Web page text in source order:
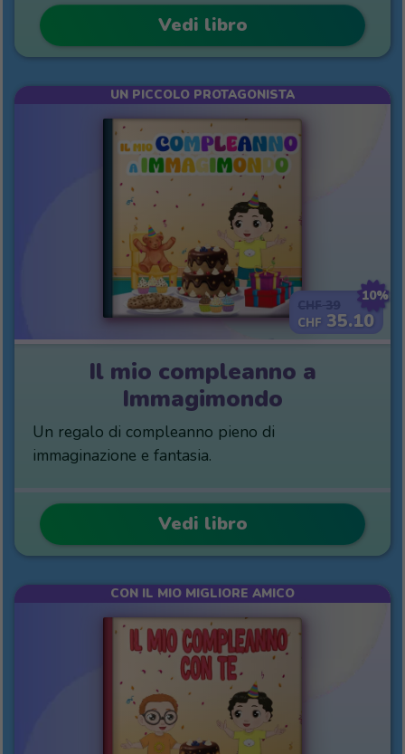
Vedi libro
10%
CHF 35.10
UN PICCOLO PROTAGONISTA
Il mio compleanno a
Immagimondo
Un regalo di compleanno pieno di
immaginazione e fantasia.
Vedi libro
CON IL MIO MIGLIORE AMICO